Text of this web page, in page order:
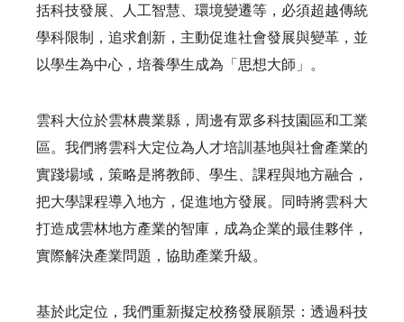
括科技發展、人工智慧、環境變遷等，必須超越傳統
學科限制，追求創新，主動促進社會發展與變革，並
以學生為中心，培養學生成為「思想大師」。
雲科大位於雲林農業縣，周邊有眾多科技園區和工業
區。我們將雲科大定位為人才培訓基地與社會產業的
實踐場域，策略是將教師、學生、課程與地方融合，
把大學課程導入地方，促進地方發展。同時將雲科大
打造成雲林地方產業的智庫，成為企業的最佳夥伴，
實際解決產業問題，協助產業升級。
基於此定位，我們重新擬定校務發展願景：透過科技